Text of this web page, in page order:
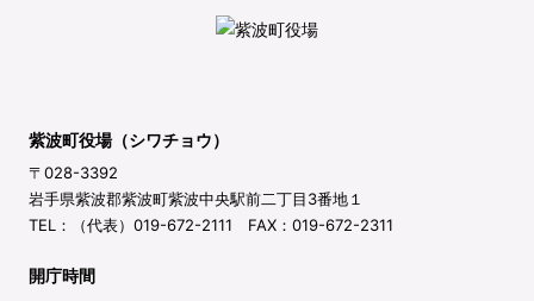
紫波町役場（シワチョウ）
〒028-3392
岩手県紫波郡紫波町紫波中央駅前二丁目3番地１
TEL：（代表）019-672-2111 FAX：019-672-2311
開庁時間